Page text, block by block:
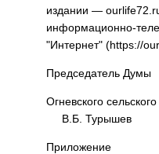
издании —
информационно-
"Интернет" (https://
Председатель Думы
Огневского
В.Б. Турышев
Приложение